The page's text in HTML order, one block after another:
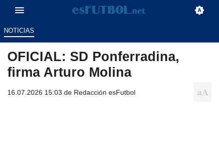
NOTICIAS
OFICIAL: SD Ponferradina,
firma Arturo Molina
16.07.2026 15:03 de Redacción esFutbol